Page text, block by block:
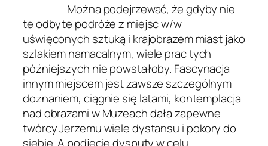
Można podejrzewać, że gdyby nie
te odbyte podróże z miejsc w/w
uświęconych sztuką i krajobrazem miast jako
szlakiem namacalnym, wiele prac tych
późniejszych nie powstałoby. Fascynacja
innym miejscem jest zawsze szczególnym
doznaniem, ciągnie się latami, kontemplacja
nad obrazami w Muzeach dała zapewne
twórcy Jerzemu wiele dystansu i pokory do
siebie. A podjęcie dysputy w celu